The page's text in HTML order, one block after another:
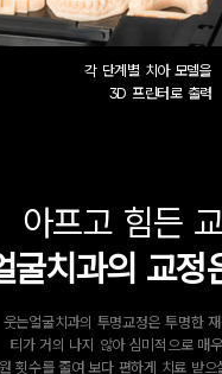
각 단계별 치아 모델을
3D 프린터로 출력
아프고 힘든
굴치과의 교정
웃는얼굴치과의 투명교정은 투명한
티가 거의 나지 않아 심미적으로 매
횟수를 줄여 보다 편하게 치료 받으